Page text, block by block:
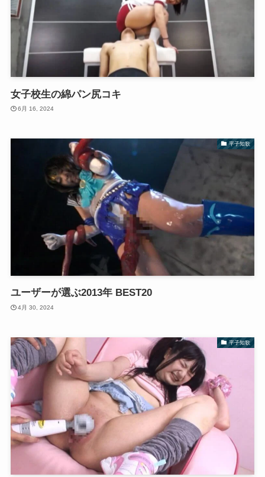
女子校生の綿パン尻コキ
6月 16, 2024
平子知歌
ユーザーが選ぶ2013年 BEST20
4月 30, 2024
平子知歌